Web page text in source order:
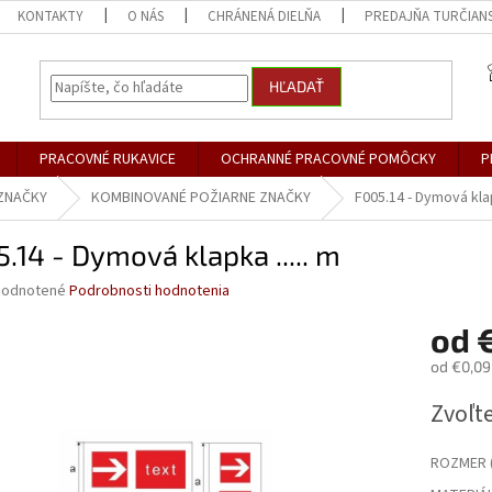
KONTAKTY O NÁS CHRÁNENÁ DIELŇA PREDAJŇA
HĽADAŤ
PRACOVNÉ RUKAVICE OCHRANNÉ PRACOVNÉ POMÔCKY
KOMBINOVANÉ POŽIARNE ZNAČKY F005.14 - Dymová
- Dymová klapka ..... m
Podrobnosti hodnotenia
od
od €0,09
cena:
ROZMER